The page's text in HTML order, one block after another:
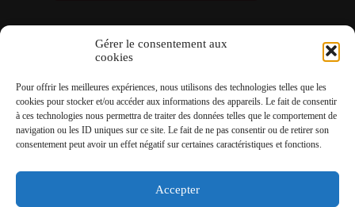
Gérer le consentement aux
cookies
Pour offrir les meilleures expériences, nous utilisons des technologies telles que les
cookies pour stocker et/ou accéder aux informations des appareils. Le fait de consentir
à ces technologies nous permettra de traiter des données telles que le comportement de
navigation ou les ID uniques sur ce site. Le fait de ne pas consentir ou de retirer son
consentement peut avoir un effet négatif sur certaines caractéristiques et fonctions.
Accepter
✆06 22 39 73 24
✉contact@amgh-immobilier.com
Copyright © 2026 - André Machado Gonzalez Immobilier